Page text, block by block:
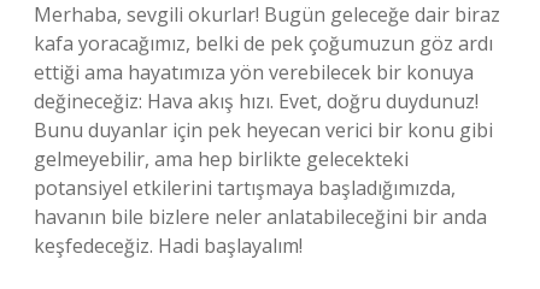
Merhaba, sevgili okurlar! Bugün geleceğe dair biraz
kafa yoracağımız, belki de pek çoğumuzun göz ardı
ettiği ama hayatımıza yön verebilecek bir konuya
değineceğiz: Hava akış hızı. Evet, doğru duydunuz!
Bunu duyanlar için pek heyecan verici bir konu gibi
gelmeyebilir, ama hep birlikte gelecekteki
potansiyel etkilerini tartışmaya başladığımızda,
havanın bile bizlere neler anlatabileceğini bir anda
keşfedeceğiz. Hadi başlayalım!